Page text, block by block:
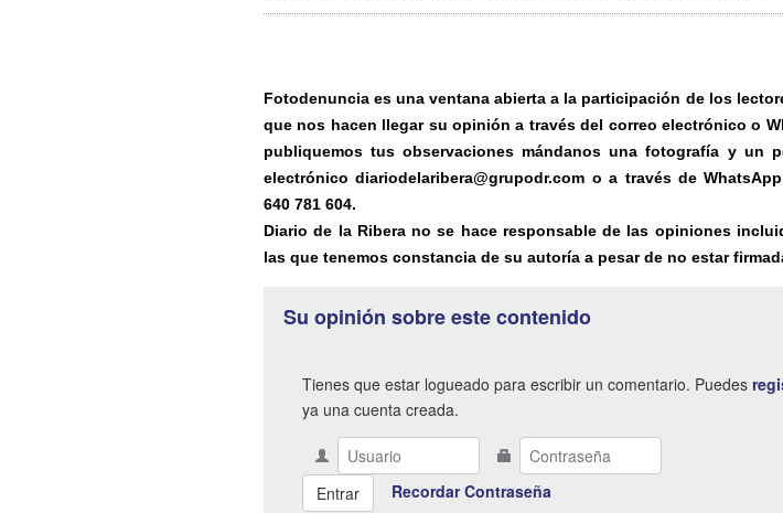
Fotodenuncia es una ventana abierta a la participación de los
que nos hacen llegar su opinión a través del correo electrónico o
publiquemos tus observaciones mándanos una fotografía y un
electrónico diariodelaribera@grupodr.com o a través de
640 781 604.
Diario de la Ribera no se hace responsable de las opiniones
las que tenemos constancia de su autoría a pesar de no estar
Su opinión sobre este contenido
Tienes que estar logueado para escribir un comentario. Puedes
ya una cuenta creada.
Recordar Contraseña